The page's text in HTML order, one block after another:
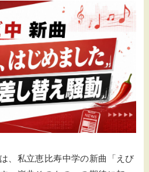
、私立恵比寿中学の新曲「えび